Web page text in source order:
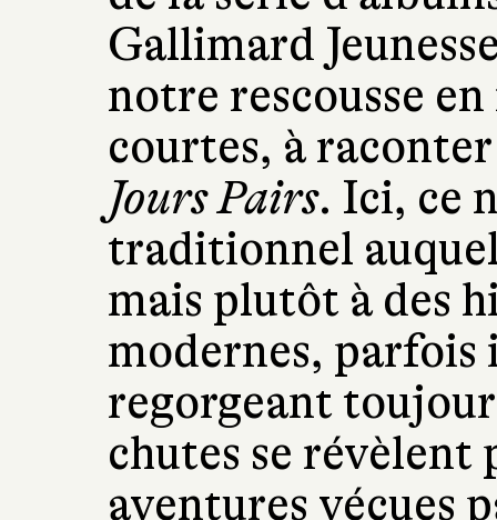
Gallimard
notre rescousse
courtes, à
Jours Pairs. Ici, ce
traditionnel
mais plutôt à des
modernes,
regorgeant
chutes se révèlent
aventures vécues